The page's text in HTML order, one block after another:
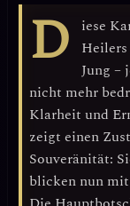
D iese
Heilers
Jung –
nicht mehr
Klarheit und
zeigt einen
Souveränität:
blicken nun